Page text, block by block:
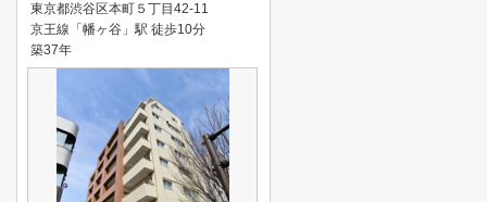
東京都渋谷区本町５丁目42-11
京王線「幡ヶ谷」駅 徒歩10分
築37年